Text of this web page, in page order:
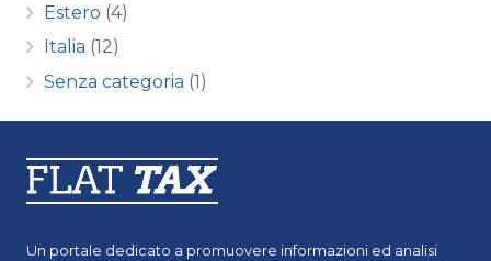
Estero (4)
Italia (12)
Senza categoria (1)
Un portale dedicato a promuovere informazioni ed analisi